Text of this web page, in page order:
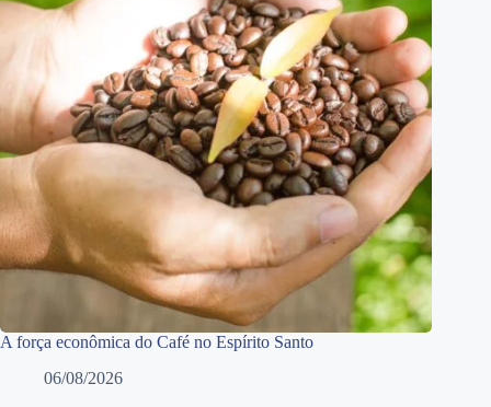
A força econômica do Café no Espírito Santo
06/08/2026